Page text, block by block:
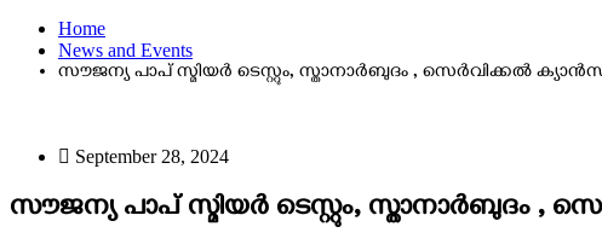
Home
News and Events
സൗജന്യ പാപ് സ്മിയർ ടെസ്റ്റും, സ്താനാർബുദം , സെർവിക്കൽ
September 28, 2024
സൗജന്യ പാപ് സ്മിയർ ടെസ്റ്റും, സ്താനാർബുദം ,